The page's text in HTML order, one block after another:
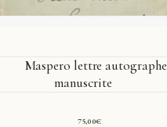
Maspero lettre autographe
manuscrite
75,00€